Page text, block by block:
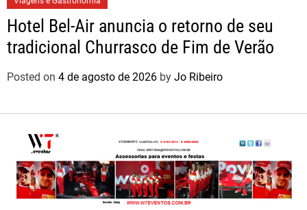
Hotel Bel-Air anuncia o retorno de seu
tradicional Churrasco de Fim de Verão
Posted on 4 de agosto de 2026 by Jo Ribeiro